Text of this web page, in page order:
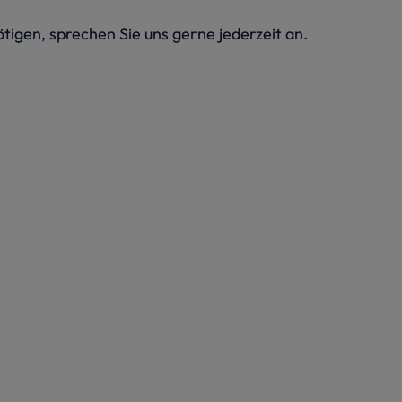
sprechen Sie uns gerne jederzeit an.